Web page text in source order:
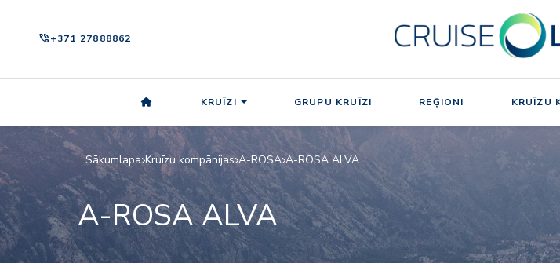
phone_in_talk+371 27888862
KRUĪZI GRUPU KRUĪZI REĢIONI KRUĪZU
Sākumlapa Kruīzu kompānijas A-ROSA A-ROSA ALVA
A-ROSA ALVA